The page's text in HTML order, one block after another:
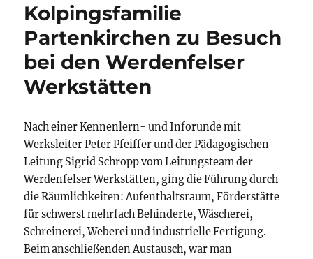
Kolpingsfamilie
Partenkirchen zu Besuch
bei den Werdenfelser
Werkstätten
Nach einer Kennenlern- und Inforunde mit
Werksleiter Peter Pfeiffer und der Pädagogischen
Leitung Sigrid Schropp vom Leitungsteam der
Werdenfelser Werkstätten, ging die Führung durch
die Räumlichkeiten: Aufenthaltsraum, Förderstätte
für schwerst mehrfach Behinderte, Wäscherei,
Schreinerei, Weberei und industrielle Fertigung.
Beim anschließenden Austausch, war man